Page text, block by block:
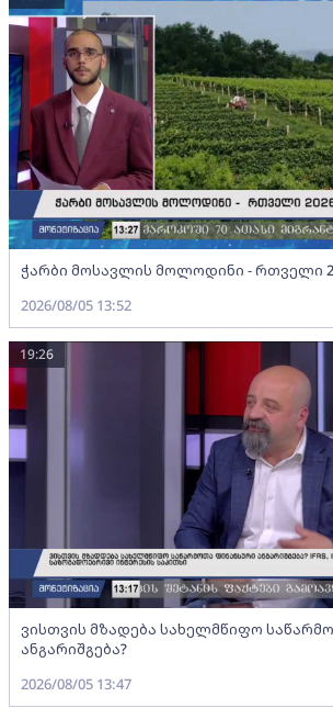
ჭარბი მოსავლის მოლოდინი - რთველი
2026/08/05 13:52
ვისთვის მზადება სახელმწიფო
ანგარიშგება?
19:26
2026/08/05 13:47